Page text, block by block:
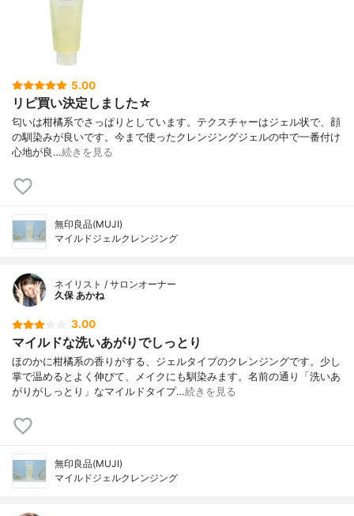
5.00
リピ買い決定しました☆
匂いは柑橘系でさっぱりとしています。テクスチャーはジェル状で、顔
の馴染みが良いです。今まで使ったクレンジングジェルの中で一番付け
心地が良…続きを見る
無印良品(MUJI)
マイルドジェルクレンジング
ネイリスト / サロンオーナー
久保 あかね
3.00
マイルドな洗いあがりでしっとり
ほのかに柑橘系の香りがする、ジェルタイプのクレンジングです。少し
掌で温めるとよく伸びて、メイクにも馴染みます。名前の通り「洗いあ
がりがしっとり」なマイルドタイプ…続きを見る
無印良品(MUJI)
マイルドジェルクレンジング